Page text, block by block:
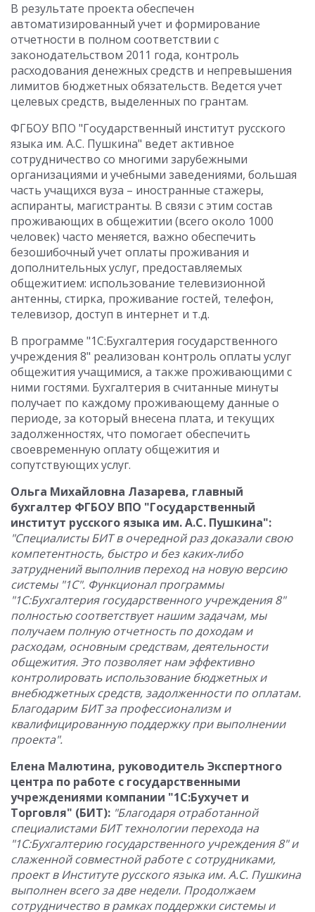
В результате проекта обеспечен
автоматизированный учет и формирование
отчетности в полном соответствии с
законодательством 2011 года, контроль
расходования денежных средств и непревышения
лимитов бюджетных обязательств. Ведется учет
целевых средств, выделенных по грантам.
ФГБОУ ВПО "Государственный институт русского
языка им. А.С. Пушкина" ведет активное
сотрудничество со многими зарубежными
организациями и учебными заведениями, большая
часть учащихся вуза – иностранные стажеры,
аспиранты, магистранты. В связи с этим состав
проживающих в общежитии (всего около 1000
человек) часто меняется, важно обеспечить
безошибочный учет оплаты проживания и
дополнительных услуг, предоставляемых
общежитием: использование телевизионной
антенны, стирка, проживание гостей, телефон,
телевизор, доступ в интернет и т.д.
В программе "1С:Бухгалтерия государственного
учреждения 8" реализован контроль оплаты услуг
общежития учащимися, а также проживающими с
ними гостями. Бухгалтерия в считанные минуты
получает по каждому проживающему данные о
периоде, за который внесена плата, и текущих
задолженностях, что помогает обеспечить
своевременную оплату общежития и
сопутствующих услуг.
Ольга Михайловна Лазарева, главный
бухгалтер ФГБОУ ВПО "Государственный
институт русского языка им. А.С. Пушкина":
"Специалисты БИТ в очередной раз доказали свою
компетентность, быстро и без каких-либо
затруднений выполнив переход на новую версию
системы "1С". Функционал программы
"1С:Бухгалтерия государственного учреждения 8"
полностью соответствует нашим задачам, мы
получаем полную отчетность по доходам и
расходам, основным средствам, деятельности
общежития. Это позволяет нам эффективно
контролировать использование бюджетных и
внебюджетных средств, задолженности по оплатам.
Благодарим БИТ за профессионализм и
квалифицированную поддержку при выполнении
проекта".
Елена Малютина, руководитель Экспертного
центра по работе с государственными
учреждениями компании "1С:Бухучет и
Торговля" (БИТ): "Благодаря отработанной
специалистами БИТ технологии перехода на
"1С:Бухгалтерию государственного учреждения 8" и
слаженной совместной работе с сотрудниками,
проект в Институте русского языка им. А.С. Пушкина
выполнен всего за две недели. Продолжаем
сотрудничество в рамках поддержки системы и